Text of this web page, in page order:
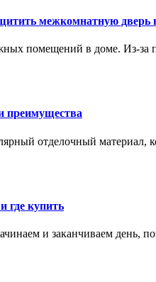
межкомнатную дверь
помещений в доме. Из-за
преимущества
отделочный
где купить
и заканчиваем день,